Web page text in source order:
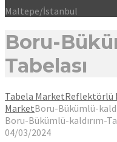
Maltepe/İstanbul
Boru-
Tabelası
Tabela MarketReflektörlü
MarketBoru-Bükümlü-
Boru-Bükümlü-kaldırım-
04/03/2024